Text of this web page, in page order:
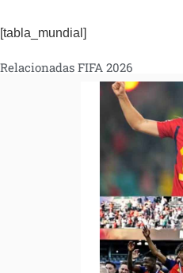
[tabla_mundial]
Relacionadas FIFA 2026